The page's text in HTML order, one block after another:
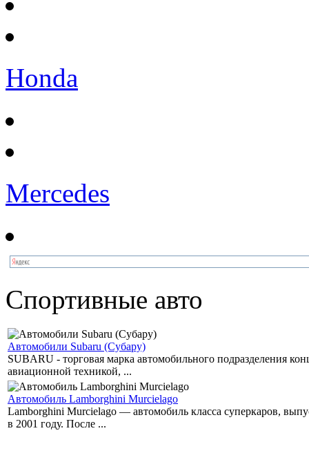
Honda
Mercedes
Спортивные авто
Автомобили Subaru (Субару)
SUBARU - торговая марка автомобильного подразделения
авиационной техникой, ...
Автомобиль Lamborghini Murcielago
Lamborghini Murcielago — автомобиль класса суперкаров,
в 2001 году. После ...